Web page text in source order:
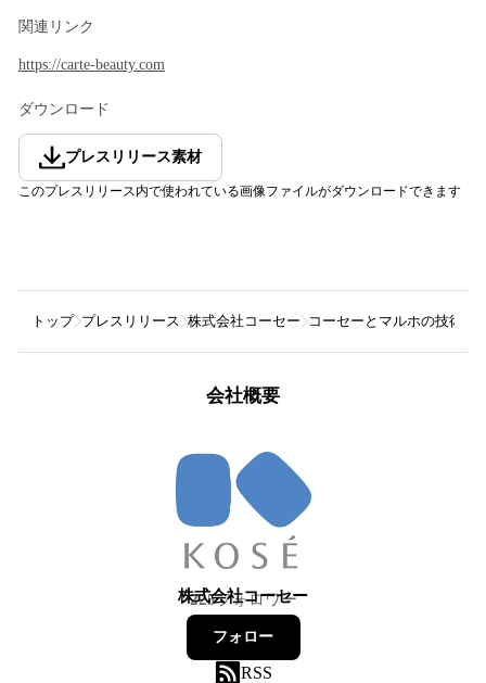
関連リンク
https://carte-beauty.com
ダウンロード
プレスリリース素材
このプレスリリース内で使われている画像ファイルがダウンロードできます
トップ プレスリリース 株式会社コーセー コーセーとマルホの技術
会社概要
株式会社コーセー
225フォロワー
フォロー
RSS